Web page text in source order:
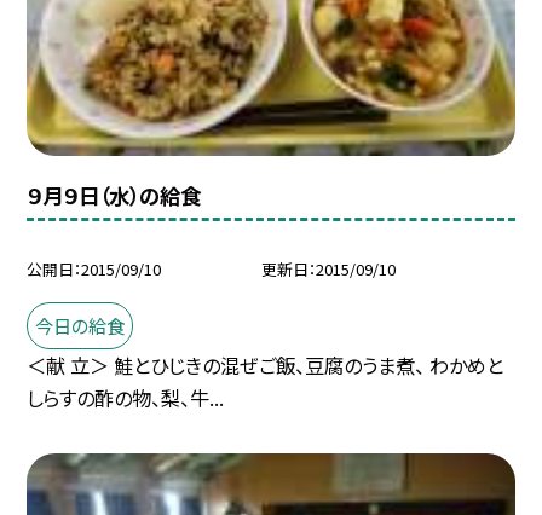
９月９日（水）の給食
公開日 2015/09/10 更新日 2015/09/10
今日の給食
＜献 立＞ 鮭とひじきの混ぜご飯、豆腐のうま煮、 わかめと
しらすの酢の物、梨、牛...